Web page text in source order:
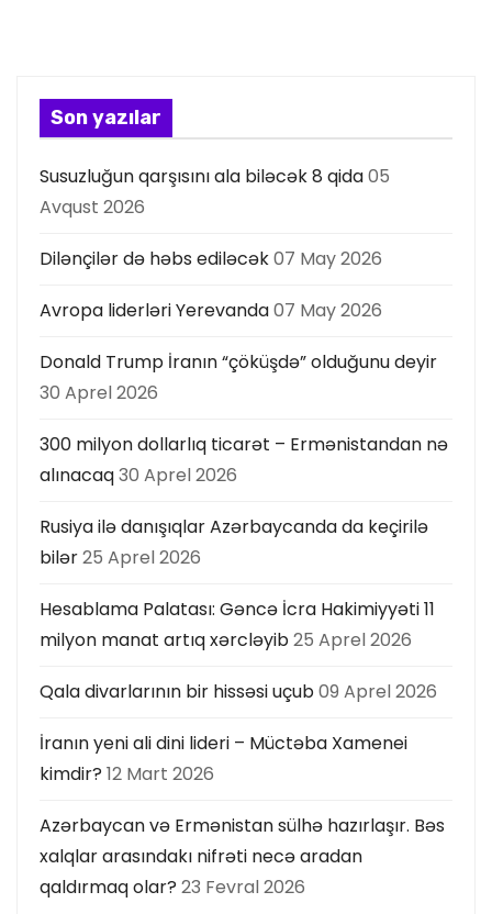
Son yazılar
Susuzluğun qarşısını ala biləcək 8 qida05
Avqust 2026
Dilənçilər də həbs ediləcək07 May 2026
Avropa liderləri Yerevanda07 May 2026
Donald Trump İranın “çöküşdə” olduğunu deyir
30 Aprel 2026
300 milyon dollarlıq ticarət – Ermənistandan nə
alınacaq30 Aprel 2026
Rusiya ilə danışıqlar Azərbaycanda da keçirilə
bilər25 Aprel 2026
Hesablama Palatası: Gəncə İcra Hakimiyyəti 11
milyon manat artıq xərcləyib25 Aprel 2026
Qala divarlarının bir hissəsi uçub09 Aprel 2026
İranın yeni ali dini lideri – Müctəba Xamenei
kimdir? 12 Mart 2026
Azərbaycan və Ermənistan sülhə hazırlaşır. Bəs
xalqlar arasındakı nifrəti necə aradan
qaldırmaq olar? 23 Fevral 2026